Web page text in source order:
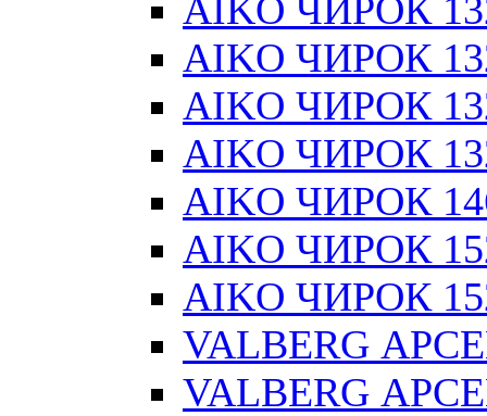
AIKO ЧИРОК
AIKO ЧИРОК
AIKO ЧИРОК
AIKO ЧИРОК
AIKO ЧИРОК
AIKO ЧИРОК
AIKO ЧИРОК
VALBERG
VALBERG